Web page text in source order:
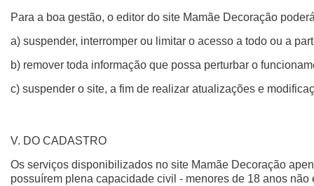
Para a boa gestão, o editor do site Mamãe Decoração
a) suspender, interromper ou limitar o acesso a todo ou a
b) remover toda informação que possa perturbar o
c) suspender o site, a fim de realizar atualizações e
V. DO CADASTRO
Os serviços disponibilizados no site Mamãe Decoração
possuírem plena capacidade civil - menores de 18 anos